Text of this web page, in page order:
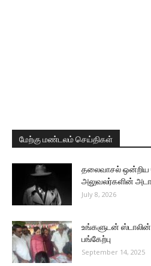
மேற்கு மண்டலம் செய்திகள்
தலைவாசல்
அலுவலர்களின்
July 8, 2026
உங்களுடன்
பங்கேற்பு
September 14, 2025